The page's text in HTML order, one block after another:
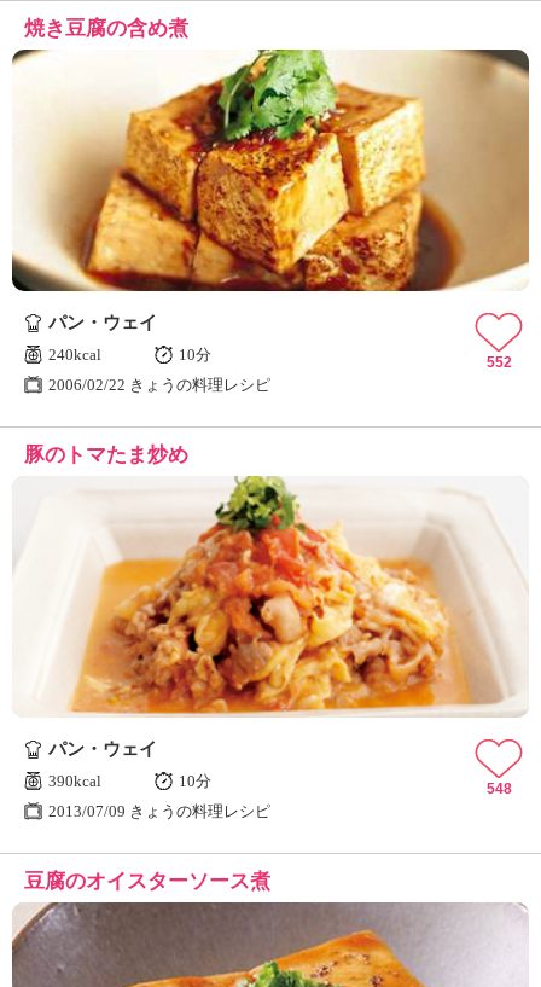
焼き豆腐の含め煮
パン・ウェイ
240kcal
10分
2006/02/22 きょうの料理レシピ
552
豚のトマたま炒め
パン・ウェイ
390kcal
10分
2013/07/09 きょうの料理レシピ
548
豆腐のオイスターソース煮